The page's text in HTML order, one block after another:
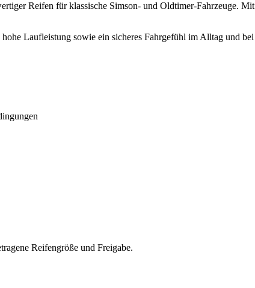
Reifen für klassische Simson- und Oldtimer-Fahrzeuge.
Laufleistung sowie ein sicheres Fahrgefühl im Alltag und
Reifengröße und Freigabe.